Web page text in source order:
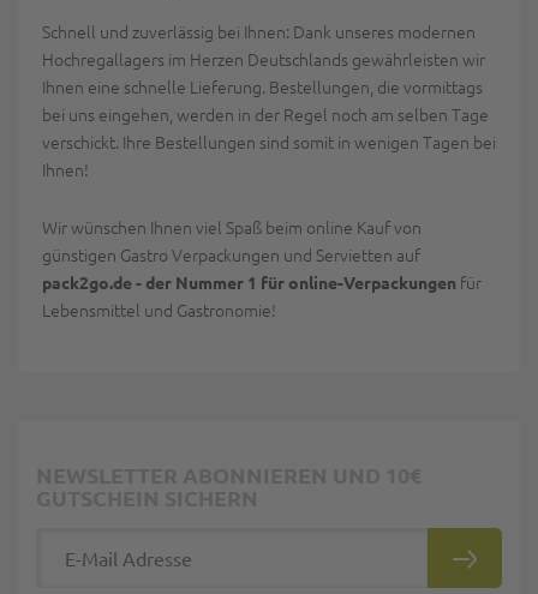
Schnell und zuverlässig bei Ihnen: Dank unseres modernen
Hochregallagers im Herzen Deutschlands gewährleisten wir
Ihnen eine schnelle Lieferung. Bestellungen, die vormittags
bei uns eingehen, werden in der Regel noch am selben Tage
verschickt. Ihre Bestellungen sind somit in wenigen Tagen bei
Ihnen!
Wir wünschen Ihnen viel Spaß beim online Kauf von
günstigen Gastro Verpackungen und Servietten auf
pack2go.de - der Nummer 1 für online-Verpackungen für
Lebensmittel und Gastronomie!